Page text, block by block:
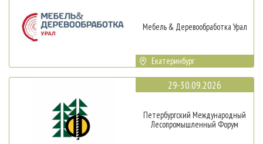
Мебель & Деревообработка Урал
Екатеринбург
29-30.09.2026
Петербургский Международный
Лесопромышленный Форум